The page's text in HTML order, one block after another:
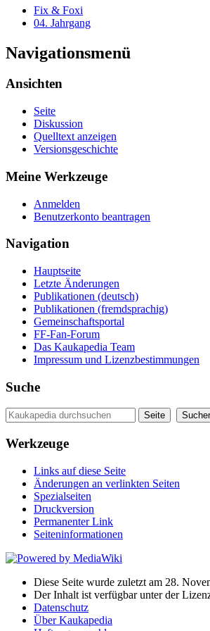
Fix & Foxi
04. Jahrgang
Navigationsmenü
Ansichten
Seite
Diskussion
Quelltext anzeigen
Versionsgeschichte
Meine Werkzeuge
Anmelden
Benutzerkonto beantragen
Navigation
Hauptseite
Letzte Änderungen
Publikationen (deutsch)
Publikationen (fremdsprachig)
Gemeinschaftsportal
FF-Fan-Forum
Das Kaukapedia Team
Impressum und Lizenzbestimmungen
Suche
Werkzeuge
Links auf diese Seite
Änderungen an verlinkten Seiten
Spezialseiten
Druckversion
Permanenter Link
Seiten­informationen
Diese Seite wurde zuletzt am 28.
Der Inhalt ist verfügbar unter der
Datenschutz
Über Kaukapedia